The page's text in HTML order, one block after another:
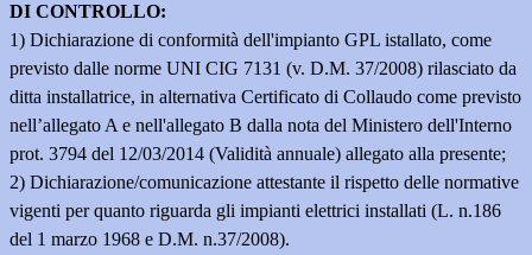
DI CONTROLLO:
1) Dichiarazione di conformità dell'impianto GPL istallato, come
previsto dalle norme UNI CIG 7131 (v. D.M. 37/2008) rilasciato da
ditta installatrice, in alternativa Certificato di Collaudo come previsto
nell’allegato A e nell'allegato B dalla nota del Ministero dell'Interno
prot. 3794 del 12/03/2014 (Validità annuale) allegato alla presente;
2) Dichiarazione/comunicazione attestante il rispetto delle normative
vigenti per quanto riguarda gli impianti elettrici installati (L. n.186
del 1 marzo 1968 e D.M. n.37/2008).